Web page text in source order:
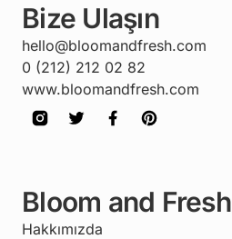
Bize Ulaşın
hello@bloomandfresh.com
0 (212) 212 02 82
www.bloomandfresh.com
Bloom and Fresh
Hakkımızda